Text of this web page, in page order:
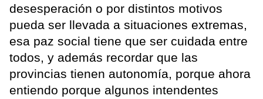
desesperación o por distintos motivos
pueda ser llevada a situaciones extremas,
esa paz social tiene que ser cuidada entre
todos, y además recordar que las
provincias tienen autonomía, porque ahora
entiendo porque algunos intendentes